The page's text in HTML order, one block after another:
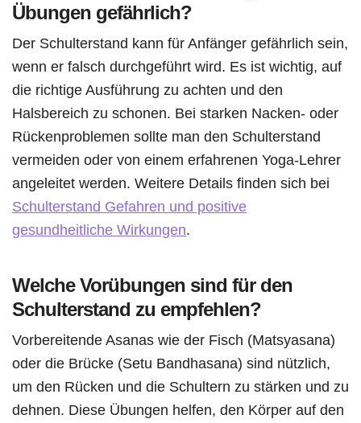
Übungen gefährlich?
Der Schulterstand kann für Anfänger gefährlich sein,
wenn er falsch durchgeführt wird. Es ist wichtig, auf
die richtige Ausführung zu achten und den
Halsbereich zu schonen. Bei starken Nacken- oder
Rückenproblemen sollte man den Schulterstand
vermeiden oder von einem erfahrenen Yoga-Lehrer
angeleitet werden. Weitere Details finden sich bei
Schulterstand Gefahren und positive
gesundheitliche Wirkungen.
Welche Vorübungen sind für den
Schulterstand zu empfehlen?
Vorbereitende Asanas wie der Fisch (Matsyasana)
oder die Brücke (Setu Bandhasana) sind nützlich,
um den Rücken und die Schultern zu stärken und zu
dehnen. Diese Übungen helfen, den Körper auf den